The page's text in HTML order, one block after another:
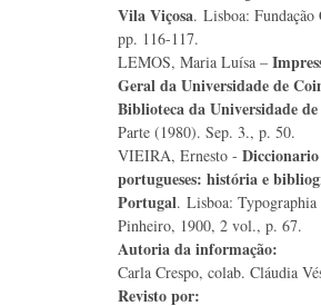
Vila Viçosa. Lisboa: Fundação
pp. 116-117.
LEMOS, Maria Luísa –
Geral da Universidade de
Biblioteca da Universidade
Parte (1980). Sep. 3., p. 50.
VIEIRA, Ernesto -
portugueses: história e
Portugal. Lisboa:
Pinheiro, 1900, 2 vol., p. 67.
Autoria da informação:
Carla Crespo, colab. Cláudia
Revisto por: